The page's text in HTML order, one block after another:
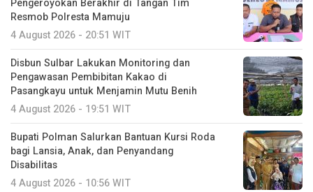
Pengeroyokan Berakhir di Tangan Tim
Resmob Polresta Mamuju
4 August 2026 - 20:51 WIT
Disbun Sulbar Lakukan Monitoring dan
Pengawasan Pembibitan Kakao di
Pasangkayu untuk Menjamin Mutu Benih
4 August 2026 - 19:51 WIT
Bupati Polman Salurkan Bantuan Kursi Roda
bagi Lansia, Anak, dan Penyandang
Disabilitas
4 August 2026 - 10:56 WIT